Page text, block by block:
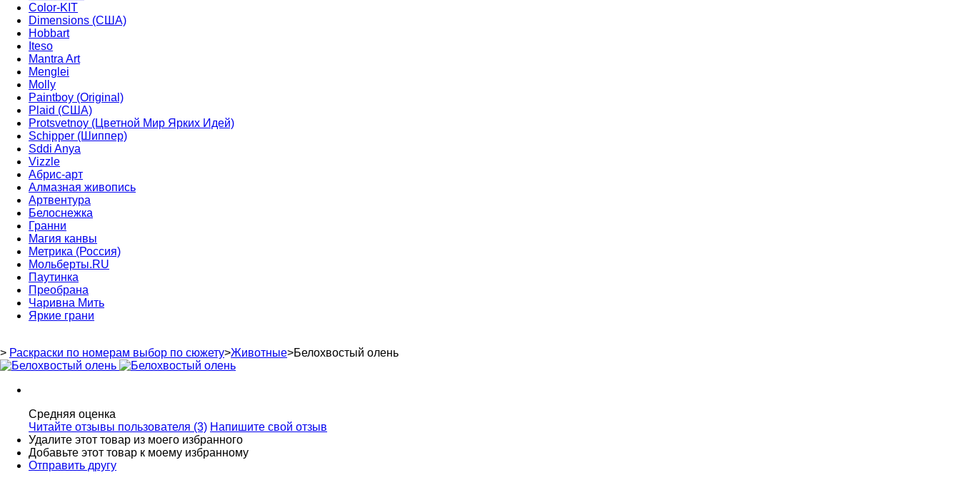
Color-KIT
Dimensions (США)
Hobbart
Iteso
Mantra Art
Menglei
Molly
Paintboy (Original)
Plaid (США)
Protsvetnoy (Цветной Мир Ярких Идей)
Schipper (Шиппер)
Sddi Anya
Vizzle
Абрис-арт
Алмазная живопись
Артвентура
Белоснежка
Гранни
Магия канвы
Метрика (Россия)
Мольберты.RU
Паутинка
Преобрана
Чаривна Мить
Яркие грани
> Раскраски по номерам выбор по сюжету>Животные>Белохвостый олень
Средняя оценка
Читайте отзывы пользователя (3) Напишите свой отзыв
Удалите этот товар из моего избранного
Добавьте этот товар к моему избранному
Отправить другу